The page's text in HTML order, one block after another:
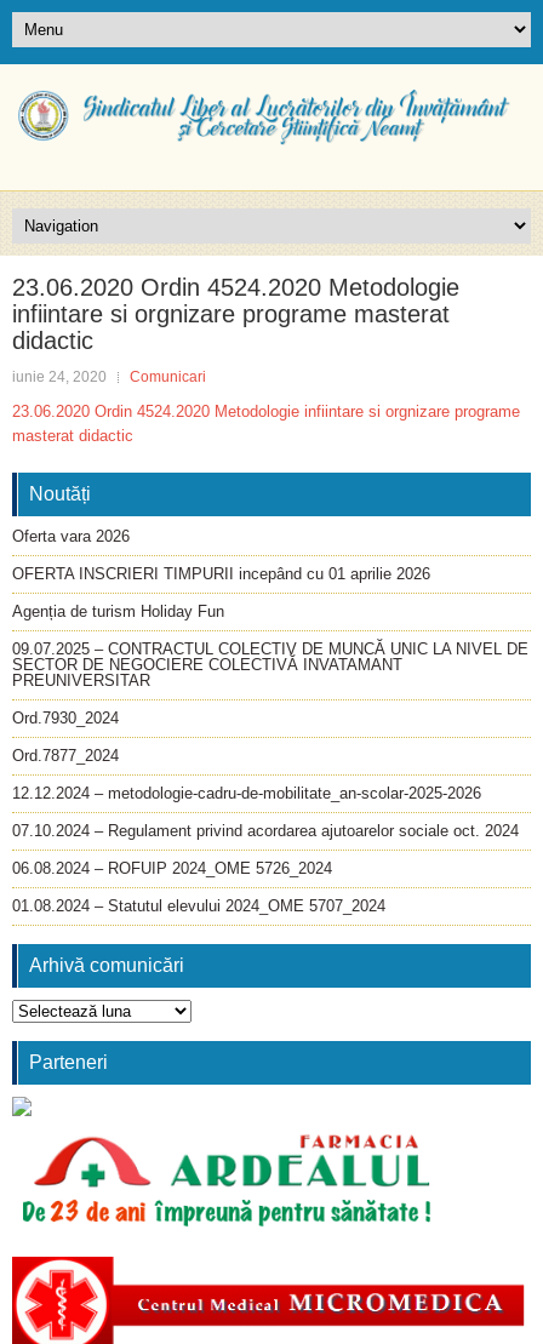
23.06.2020 Ordin 4524.2020 Metodologie
infiintare si orgnizare programe masterat
didactic
iunie 24, 2020 Comunicari
23.06.2020 Ordin 4524.2020 Metodologie infiintare si orgnizare programe
masterat didactic
Noutăți
Oferta vara 2026
OFERTA INSCRIERI TIMPURII incepând cu 01 aprilie 2026
Agenția de turism Holiday Fun
09.07.2025 – CONTRACTUL COLECTIV DE MUNCĂ UNIC LA NIVEL DE
SECTOR DE NEGOCIERE COLECTIVĂ INVATAMANT
PREUNIVERSITAR
Ord.7930_2024
Ord.7877_2024
12.12.2024 – metodologie-cadru-de-mobilitate_an-scolar-2025-2026
07.10.2024 – Regulament privind acordarea ajutoarelor sociale oct. 2024
06.08.2024 – ROFUIP 2024_OME 5726_2024
01.08.2024 – Statutul elevului 2024_OME 5707_2024
Arhivă comunicări
Arhivă
comunicări
Parteneri